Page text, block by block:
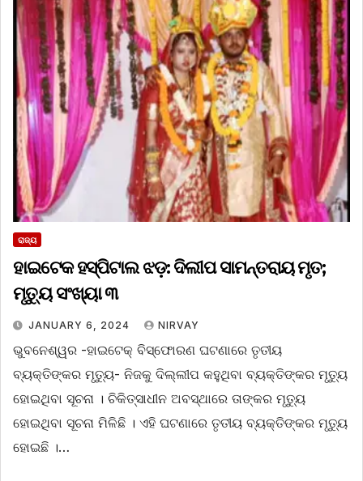
ରାଜ୍ୟ
ହାଇଟେକ ହସ୍ପିଟାଲ ଝଡ଼: ଦିଲୀପ ସାମନ୍ତରାୟ ମୃତ;
ମୃତ୍ୟୁ ସଂଖ୍ୟା ୩
JANUARY 6, 2024 NIRVAY
ଭୁବନେଶ୍ୱର -ହାଇଟେକ୍‌ ବିସ୍ଫୋରଣ ଘଟଣାରେ ତୃତୀୟ
ବ୍ୟକ୍ତିଙ୍କର ମୃତ୍ୟୁ- ନିଜକୁ ଦିଲ୍ଲୀପ କହୁଥିବା ବ୍ୟକ୍ତିଙ୍କର ମୃତ୍ୟୁ
ହୋଇଥିବା ସୂଚନା । ଚିକିତ୍ସାଧୀନ ଅବସ୍ଥାରେ ତାଙ୍କର ମୃତ୍ୟୁ
ହୋଇଥିବା ସୂଚନା ମିଳିଛି । ଏହି ଘଟଣାରେ ତୃତୀୟ ବ୍ୟକ୍ତିଙ୍କର ମୃତ୍ୟୁ
ହୋଇଛି ।…